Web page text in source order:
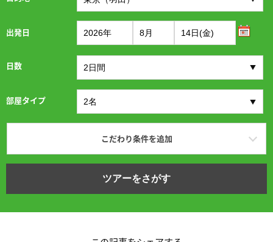
出発日
日数
部屋タイプ
こだわり条件を追加
ツアーをさがす